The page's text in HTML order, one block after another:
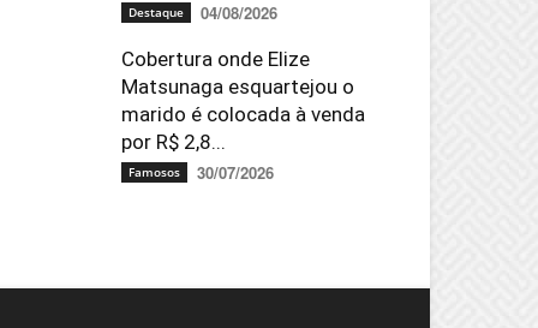
Destaque 04/08/2026
Cobertura onde Elize
Matsunaga esquartejou o
marido é colocada à venda
por R$ 2,8...
Famosos 30/07/2026